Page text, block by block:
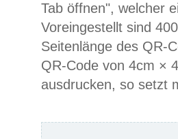
Tab öffnen", welcher
Voreingestellt sind
Seitenlänge des QR-
QR-Code von 4cm ×
ausdrucken, so setzt